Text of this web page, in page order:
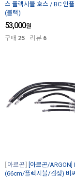
스 플렉시블 호스 / BC 인
(블랙)
53,000원
구매 25 리뷰 6
아르곤
[아르곤/ARGON]
(66cm/플렉시블/검정) 비